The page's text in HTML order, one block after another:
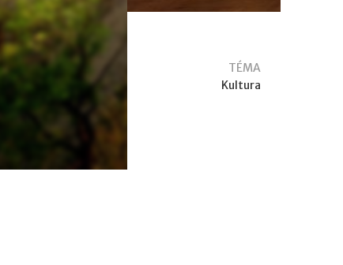
TÉMA
Kultura